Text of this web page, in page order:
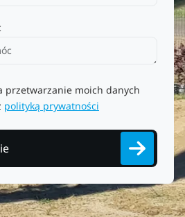
przetwarzanie moich danych
polityką prywatności